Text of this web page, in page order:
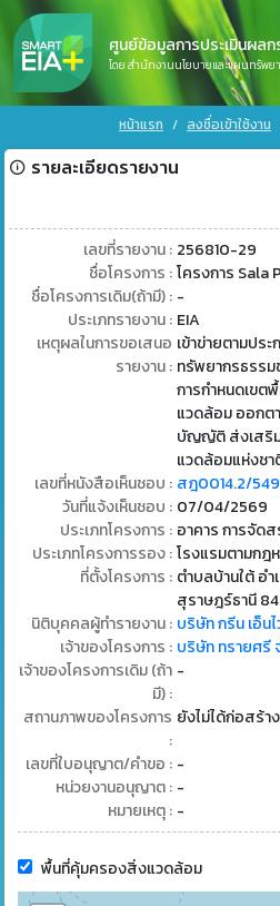
ศูนย์ข้อมูลการประเมินผล
โดย สำนักงานนโยบายและแผนทรัพย
หน้าแรก ลงชื่อเข้าใช้งาน
รายละเอียดรายงาน
เลขที่รายงาน : 256810-29
ชื่อโครงการ : โครงการ Sala
ชื่อโครงการเดิม(ถ้ามี) : -
ประเภทรายงาน : EIA
เหตุผลในการขอเสนอ
รายงาน :
เข้าข่ายตามปร
ทรัพยากรธรร
การกำหนดเขต
แวดล้อม ออกต
บัญญัติ ส่งเสริ
แวดล้อมแห่งชา
เลขที่หนังสือเห็นชอบ : สฎ0014.2/
วันที่แจ้งเห็นชอบ : 07/04/2569
ประเภทโครงการ : อาคาร การจัด
ประเภทโครงการรอง : โรงแรมตามกฎ
ที่ตั้งโครงการ : ตำบลบ้านใต้ อำ
สุราษฎร์ธานี
นิติบุคคลผู้ทำรายงาน : บริษัท กรีน เอ็น
เจ้าของโครงการ : บริษัท ทรายศรี
เจ้าของโครงการเดิม (ถ้า
มี) :
-
สถานภาพของโครงการ
:
ยังไม่ได้ก่อสร้า
เลขที่ใบอนุญาต/คำขอ : -
หน่วยงานอนุญาต : -
หมายเหตุ : -
พื้นที่คุ้มครองสิ่งแวดล้อม